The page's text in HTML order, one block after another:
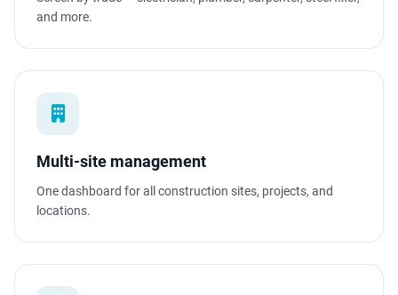
and more.
Multi-site management
One dashboard for all construction sites, projects, and
locations.